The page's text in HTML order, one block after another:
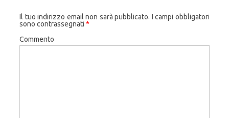
Il tuo indirizzo email non sarà pubblicato. I campi obbligatori
sono contrassegnati *
Commento